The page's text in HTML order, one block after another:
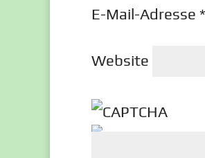
E-Mail-Adresse *
Website